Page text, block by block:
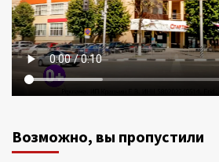
Возможно, вы пропустили